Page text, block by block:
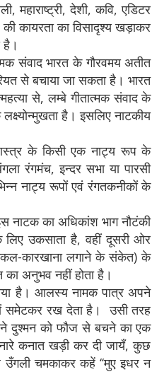
देशी, कवि, एडिटर
की कायरता का विसादृश्य खड़ाकर
है।
संवाद भारत के गौरवमय अतीत
से बचाया जा सकता है। भारत
से, लम्बे गीतात्मक संवाद के
है। इसलिए नाटकीय
के किसी एक नाट्य रूप के
रंगमंच, इन्दर सभा या पारसी
नाट्य रूपों एवं रंगतकनीकों के
नाटक का अधिकांश भाग नौटंकी
उकसाता है, वहीं दूसरी ओर
कारखाना लगाने के संकेत) के
का अनुभव नहीं होता है।
है। आलस्य नामक पात्र अपने
समेटकर रख देता है। उसी तरह
ने दुश्मन को फौज से बचने का एक
कनात खड़ी कर दी जायँ, कुछ
चमकाकर कहें ‘‘मुए इधर न